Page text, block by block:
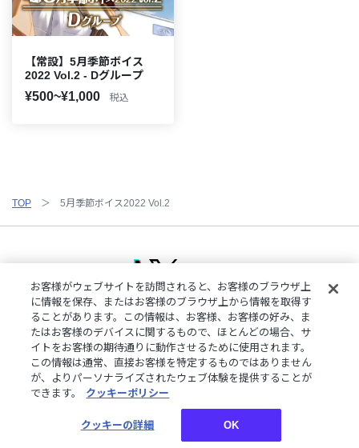
【常設】5月季節ボイス
2022 Vol.2 - Dグループ
¥500~¥1,000 税込
TOP 5月季節ボイス2022 Vol.2
ご利用規約プライバシーポリシー
特定商取引法に基づく表記
ご利用ガイドよくある質問お問い合わせにじさんじ公式サイト
クッキーの詳細
©︎ANYCOLOR, Inc.
お客様がウェブサイトを訪問されると、お客様のブラウザ上
に情報を保存、またはお客様のブラウザ上から情報を取得す
ることがあります。この情報は、お客様、お客様の好み、ま
たはお客様のデバイスに関するもので、ほとんどの場合、サ
イトをお客様の期待通りに動作させるために使用されます。
この情報は通常、直接お客様を特定するものではありません
が、よりパーソナライズされたウェブ体験を提供することが
できます。
クッキーポリシー
クッキーの詳細 OK